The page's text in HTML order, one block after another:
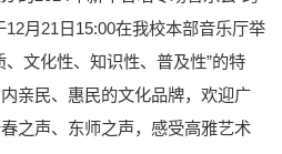
月21日15:00在我校本部音乐厅举
文化性、知识性、普及性”的特
亲民、惠民的文化品牌，欢迎广
之声、东师之声，感受高雅艺术